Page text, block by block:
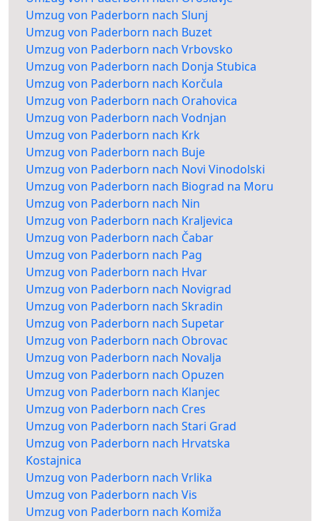
Umzug von Paderborn nach Slunj
Umzug von Paderborn nach Buzet
Umzug von Paderborn nach Vrbovsko
Umzug von Paderborn nach Donja Stubica
Umzug von Paderborn nach Korčula
Umzug von Paderborn nach Orahovica
Umzug von Paderborn nach Vodnjan
Umzug von Paderborn nach Krk
Umzug von Paderborn nach Buje
Umzug von Paderborn nach Novi Vinodolski
Umzug von Paderborn nach Biograd na Moru
Umzug von Paderborn nach Nin
Umzug von Paderborn nach Kraljevica
Umzug von Paderborn nach Čabar
Umzug von Paderborn nach Pag
Umzug von Paderborn nach Hvar
Umzug von Paderborn nach Novigrad
Umzug von Paderborn nach Skradin
Umzug von Paderborn nach Supetar
Umzug von Paderborn nach Obrovac
Umzug von Paderborn nach Novalja
Umzug von Paderborn nach Opuzen
Umzug von Paderborn nach Klanjec
Umzug von Paderborn nach Cres
Umzug von Paderborn nach Stari Grad
Umzug von Paderborn nach Hrvatska
Kostajnica
Umzug von Paderborn nach Vrlika
Umzug von Paderborn nach Vis
Umzug von Paderborn nach Komiža